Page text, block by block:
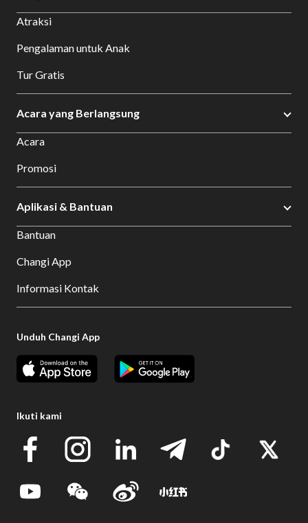
Atraksi
Pengalaman untuk Anak
Tur Gratis
Acara yang Berlangsung
Acara
Promosi
Aplikasi & Bantuan
Bantuan
Changi App
Informasi Kontak
Unduh Changi App
Ikuti kami